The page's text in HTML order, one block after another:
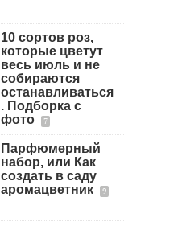
10 сортов роз,
которые цветут
весь июль и не
собираются
останавливаться
. Подборка с
фото
7
Парфюмерный
набор, или Как
создать в саду
аромацветник
9